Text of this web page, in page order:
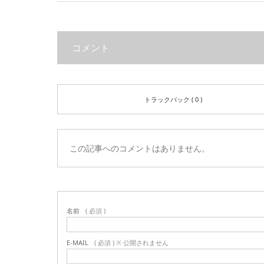
コメント
トラックバック ( 0 )
この記事へのコメントはありません。
名前 ( 必須 )
E-MAIL ( 必須 ) ※ 公開されません